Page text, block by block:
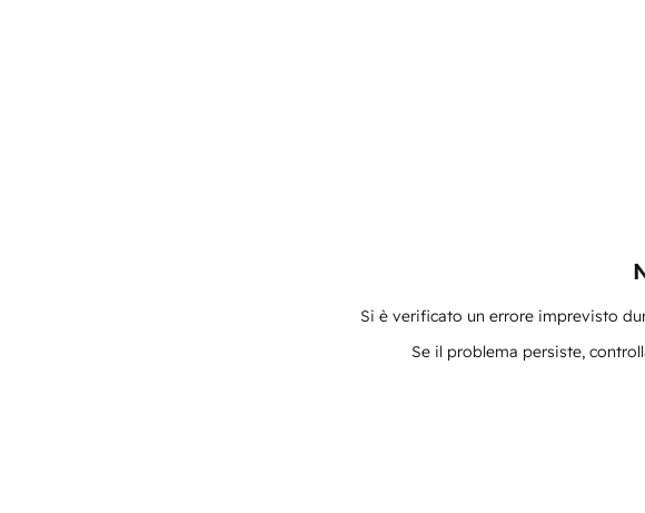
Si è verificato un errore imprevisto
Se il problema persiste,